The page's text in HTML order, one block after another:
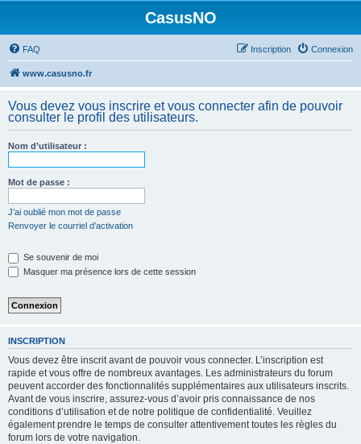
CasusNO
FAQ Connexion
Inscription
www.casusno.fr
Vous devez vous inscrire et vous connecter afin de pouvoir
consulter le profil des utilisateurs.
Nom d’utilisateur :
Mot de passe :
J’ai oublié mon mot de passe
Renvoyer le courriel d’activation
Se souvenir de moi
Masquer ma présence lors de cette session
INSCRIPTION
Vous devez être inscrit avant de pouvoir vous connecter. L’inscription est
rapide et vous offre de nombreux avantages. Les administrateurs du forum
peuvent accorder des fonctionnalités supplémentaires aux utilisateurs inscrits.
Avant de vous inscrire, assurez-vous d’avoir pris connaissance de nos
conditions d’utilisation et de notre politique de confidentialité. Veuillez
également prendre le temps de consulter attentivement toutes les règles du
forum lors de votre navigation.